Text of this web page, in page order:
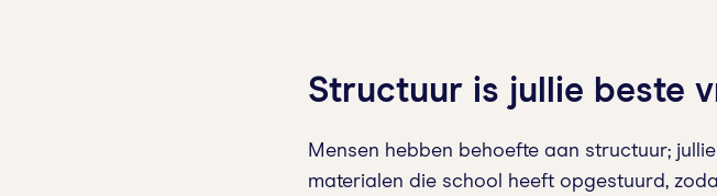
Structuur is jullie beste
Mensen hebben behoefte aan structuur;
materialen die school heeft opgestuurd,